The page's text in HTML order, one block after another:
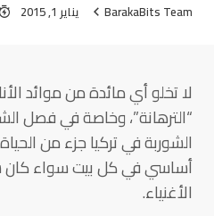
BarakaBits Team يناير 1, 2015
لا تخلو أي مائدة من موائد
“الترهانة”، وخاصة في فصل
الشوربة في تركيا جزء من
أساسي في كل بيت سواء كان
الأغنياء.